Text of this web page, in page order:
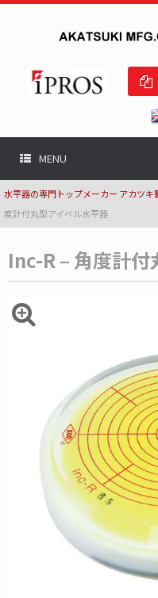
MENU
水平器の専門トップメーカー アカツキ
度計付丸型アイベル水平器
Inc-R – 角度計